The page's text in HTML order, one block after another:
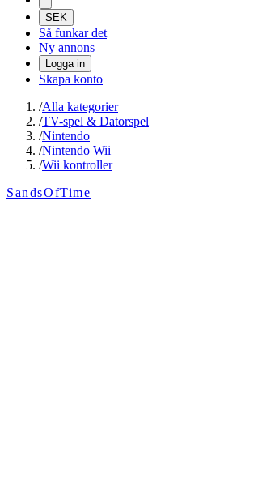
SEK
Så funkar det
Ny annons
Logga in
Skapa konto
/Alla kategorier
/TV-spel & Datorspel
/Nintendo
/Nintendo Wii
/Wii kontroller
SandsOfTime